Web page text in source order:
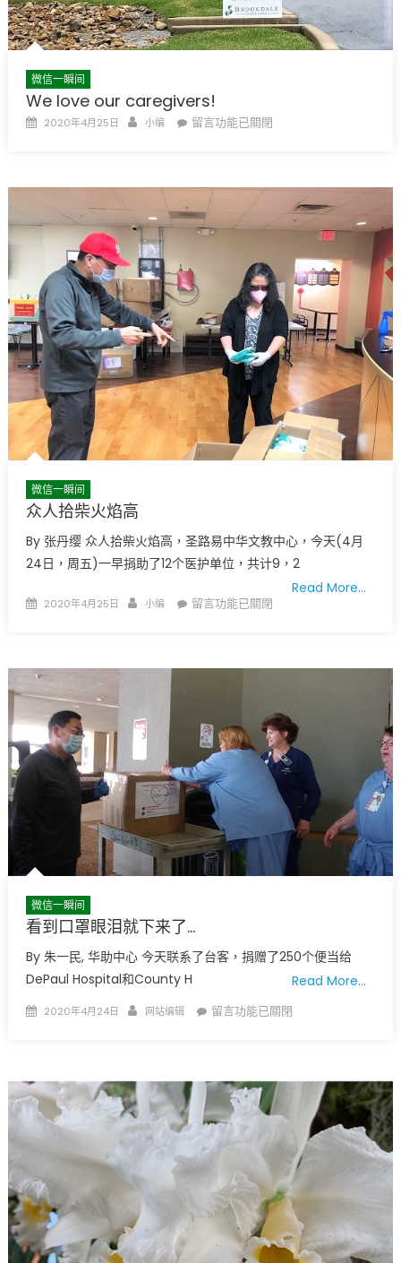
奏〉
中
微信一瞬间
We love our caregivers!
Posted
2020年4月25日 Author
小编
在
中
留言功能已關閉
微信一瞬间
众人拾柴火焰高
By 张丹缨 众人拾柴火焰高，圣路易中华文教中心，今天(4月
24日，周五)一早捐助了12个医护单位，共计9，2
Read More…
Posted
2020年4月25日 Author
小编
在
焰
高〉
中
留言功能已關閉
微信一瞬间
看到口罩眼泪就下来了…
By 朱一民, 华助中心 今天联系了台客，捐赠了250个便当给
DePaul Hospital和County H
Read More…
Posted
2020年4月24日 Author
网站编辑
在
罩
眼
泪
就
来
了…〉
中
留言功能已關閉